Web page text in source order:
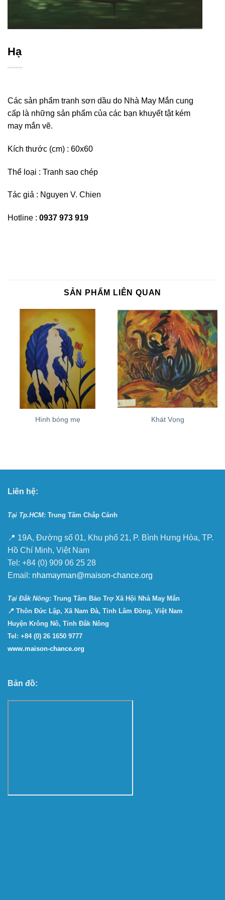
Hạ
Các sản phẩm tranh sơn dầu do Nhà May Mắn cung
cấp là những sản phẩm của các bạn khuyết tật kém
may mắn vẽ.
Kích thước (cm) : 60x60
Thể loại : Tranh sao chép
Tác giả : Nguyen V. Chien
Hotline : 0937 973 919
SẢN PHẨM LIÊN QUAN
Hình bóng mẹ Khát Vọng
Liên hệ:
Tại Tp.HCM: Trung Tâm Chắp Cánh
📍 19A, Đường số 01, Khu phố 21, P. Bình Hưng Hòa, TP.
Hồ Chí Minh, Việt Nam
Tel: +84 (0) 909 06 25 28
Email: nhamayman@maison-chance.org
Tại Ðắk Nông: Trung Tâm Bảo Trợ Xã Hội Nhà May Mắn
📍 Thôn Đức Lập, Xã Nam Đà, Tỉnh Lâm Đồng, Việt Nam
Huyện Krông Nô, Tỉnh Đắk Nông
Tel: +84 (0) 26 1650 9777
www.maison-chance.org
Bản đồ: